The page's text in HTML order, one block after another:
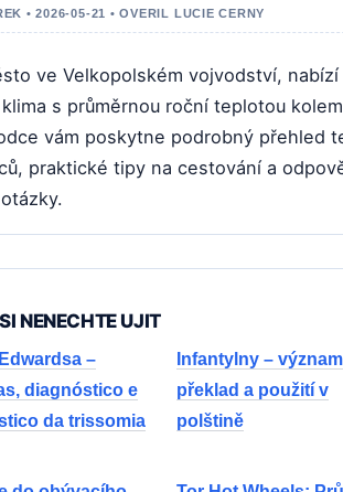
• 2026-05-21 • OVERIL LUCIE CERNY
ve Velkopolském vojvodství, nabízí
s průměrnou roční teplotou
vám poskytne podrobný přehled
praktické tipy na cestování a
NENECHTE UJIT
–
diagnóstico e
da trissomia
Infantylny –
překlad a použití v
polštině